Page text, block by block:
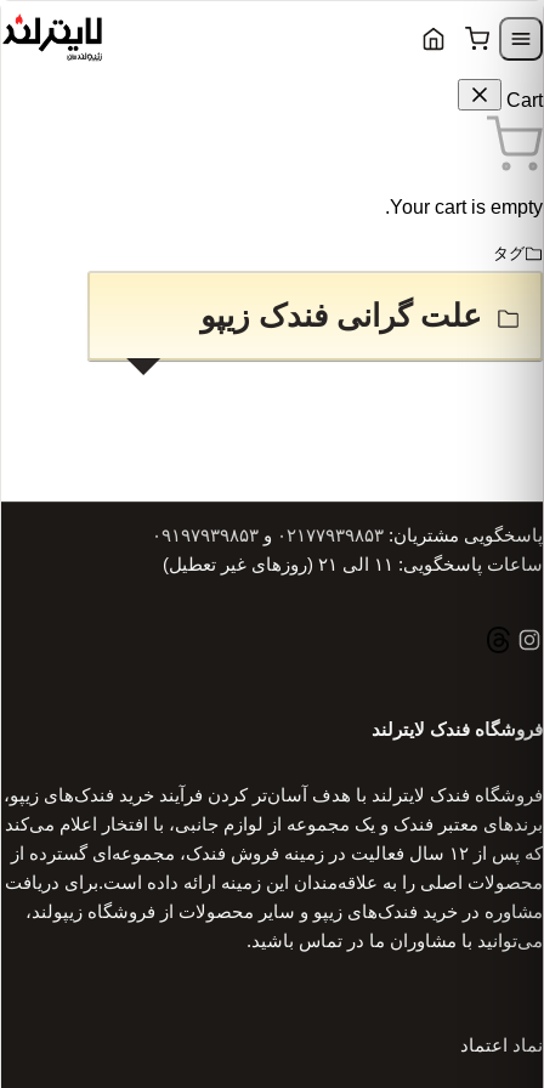
Skip to navigation
Cart
Your cart is empty.
タグ
علت گرانی فندک زیپو
پاسخگویی مشتریان: ۰۲۱۷۷۹۳۹۸۵۳ و ۰۹۱۹۷۹۳۹۸۵۳
ساعات پاسخگویی: ۱۱ الی ۲۱ (روزهای غیر تعطیل)
فروشگاه فندک لایترلند
فروشگاه فندک لایترلند با هدف آسان‌تر کردن فرآیند خرید فندک‌های زیپو،
برندهای معتبر فندک و یک مجموعه از لوازم جانبی، با افتخار اعلام می‌کند
که پس از ۱۲ سال فعالیت در زمینه فروش فندک، مجموعه‌ای گسترده از
محصولات اصلی را به علاقه‌مندان این زمینه ارائه داده است.برای دریافت
مشاوره در خرید فندک‌های زیپو و سایر محصولات از فروشگاه زیپولند،
می‌توانید با مشاوران ما در تماس باشید.
نماد اعتماد